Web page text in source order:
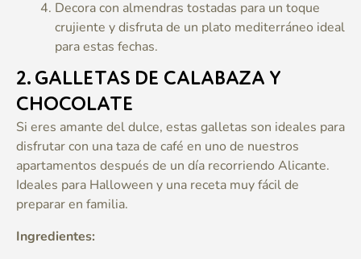
Decora con almendras tostadas para un toque
crujiente y disfruta de un plato mediterráneo ideal
para estas fechas.
2. GALLETAS DE CALABAZA Y
CHOCOLATE
Si eres amante del dulce, estas galletas son ideales para
disfrutar con una taza de café en uno de nuestros
apartamentos después de un día recorriendo Alicante.
Ideales para Halloween y una receta muy fácil de
preparar en familia.
Ingredientes: